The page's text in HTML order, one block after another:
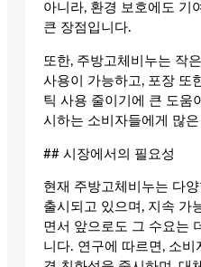
아니라, 환경 보호에도 기
큰 장점입니다.
또한, 주방고체비누는 작
사용이 가능하고, 포장 또
틱 사용 줄이기에 큰 도움
시하는 소비자들에게 많
## 시장에서의 필요성
현재 주방고체비누는 다
출시되고 있으며, 지속 가
면서 앞으로도 그 수요는
니다. 연구에 따르면, 소